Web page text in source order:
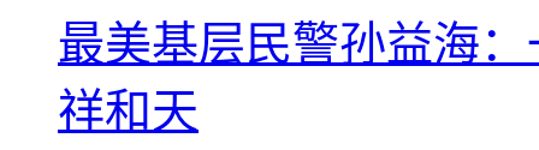
最美基层民警孙益海
祥和天